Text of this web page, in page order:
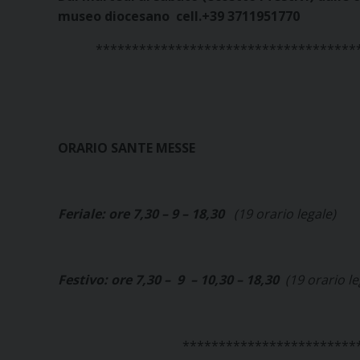
museo diocesano cell.+39 3711951770
ORARIO SANTE MESSE
Feriale: ore 7,30 – 9 – 18,30 (19 orario legale)
Festivo: ore 7,30 – 9 – 10,30 – 18,30 (19 orario